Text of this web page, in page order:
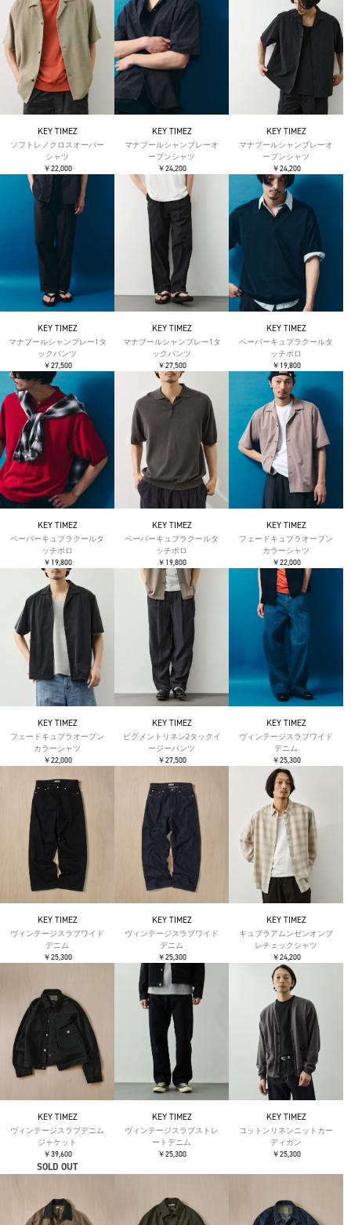
KEY TIMEZ
ソフトレノクロスオーバー
シャツ
￥22,000
KEY TIMEZ
マナプールシャンブレーオ
ープンシャツ
￥24,200
KEY TIMEZ
マナプールシャンブレーオ
ープンシャツ
￥24,200
KEY TIMEZ
マナプールシャンブレー1タ
ックパンツ
￥27,500
KEY TIMEZ
マナプールシャンブレー1タ
ックパンツ
￥27,500
KEY TIMEZ
ペーパーキュプラクールタ
ッチポロ
￥19,800
KEY TIMEZ
ペーパーキュプラクールタ
ッチポロ
￥19,800
KEY TIMEZ
ペーパーキュプラクールタ
ッチポロ
￥19,800
KEY TIMEZ
フェードキュプラオープン
カラーシャツ
￥22,000
KEY TIMEZ
フェードキュプラオープン
カラーシャツ
￥22,000
KEY TIMEZ
ピグメントリネン2タックイ
ージーパンツ
￥27,500
KEY TIMEZ
ヴィンテージスラブワイド
デニム
￥25,300
KEY TIMEZ
ヴィンテージスラブワイド
デニム
￥25,300
KEY TIMEZ
ヴィンテージスラブワイド
デニム
￥25,300
KEY TIMEZ
キュプラアムンゼンオンブ
レチェックシャツ
￥24,200
KEY TIMEZ
ヴィンテージスラブデニム
ジャケット
￥39,600
SOLD OUT
KEY TIMEZ
ヴィンテージスラブストレ
ートデニム
￥25,300
KEY TIMEZ
コットンリネンニットカー
ディガン
￥25,300